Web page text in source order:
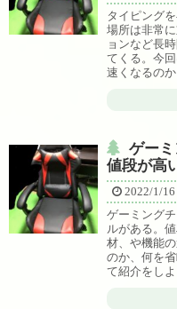
タイピング
場所は非常
ョンなど長
てくる。今
速くなるの
ゲー
値段が高
2022/1/16
ゲーミング
ルがある。
材、や機能
のか、何を
て紹介をしよ